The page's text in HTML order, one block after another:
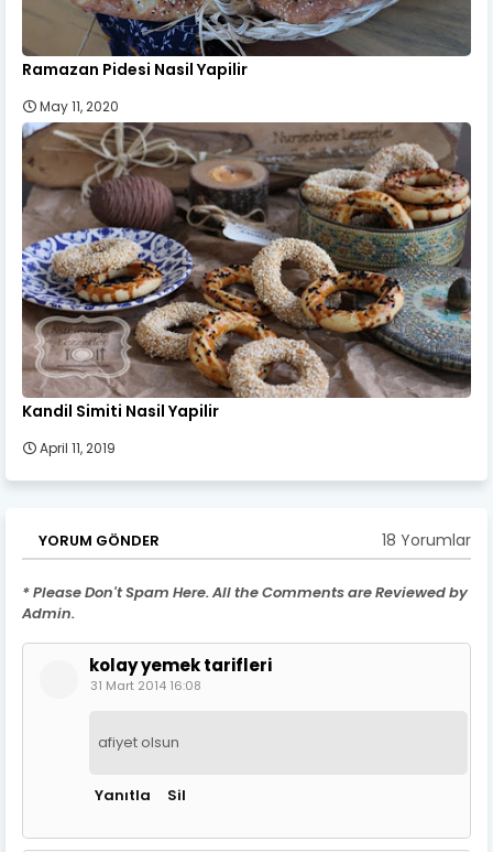
Ramazan Pidesi Nasil Yapilir
May 11, 2020
Kandil Simiti Nasil Yapilir
April 11, 2019
YORUM GÖNDER 18 Yorumlar
* Please Don't Spam Here. All the Comments are Reviewed by
Admin.
kolay yemek tarifleri
31 Mart 2014 16:08
afiyet olsun
Yanıtla Sil